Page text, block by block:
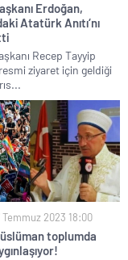
Erdoğan,
Atatürk Anıtı‘nı
Recep Tayyip
ziyaret için geldiği
Temmuz 2023 18:00
toplumda